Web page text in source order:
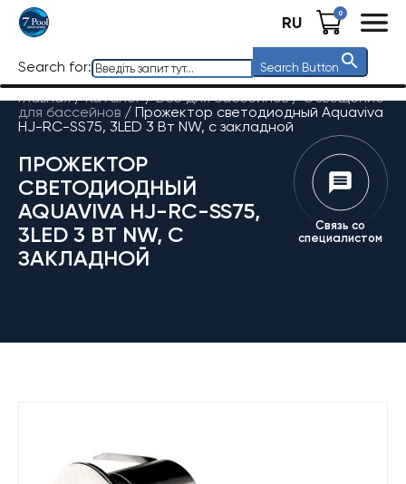
RU 0
Search for: Search Button
Главная / Каталог/Все для бассейнов/Освещение
для бассейнов / Прожектор светодиодный Aquaviva
HJ-RC-SS75, 3LED 3 Вт NW, с закладной
ПРОЖЕКТОР
СВЕТОДИОДНЫЙ
AQUAVIVA HJ-RC-SS75,
3LED 3 ВТ NW, С
ЗАКЛАДНОЙ
Связь со
специалистом